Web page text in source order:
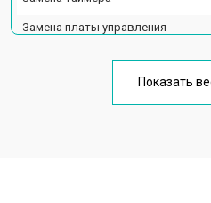
Замена платы управления
Ремонт/замена датчика
Замена термостата
Показать